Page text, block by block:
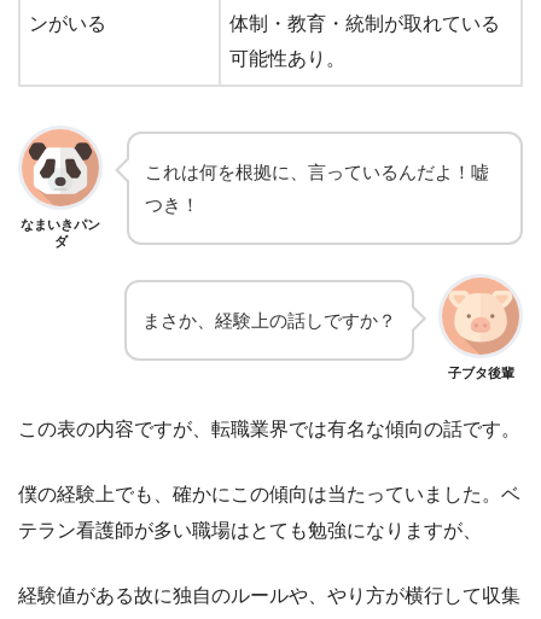
ンがいる
体制・教育・統制が取れている
可能性あり。
なまいきパン
ダ
これは何を根拠に、言っているんだよ！嘘
つき！
子ブタ後輩
まさか、経験上の話しですか？
この表の内容ですが、転職業界では有名な傾向の話です。
僕の経験上でも、確かにこの傾向は当たっていました。ベ
テラン看護師が多い職場はとても勉強になりますが、
経験値がある故に独自のルールや、やり方が横行して収集